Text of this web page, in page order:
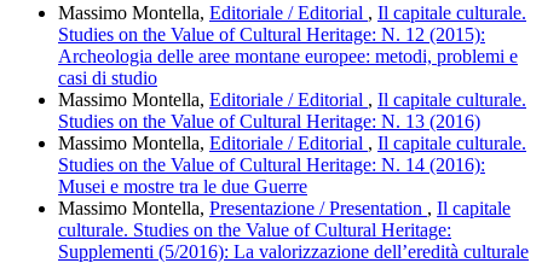
Massimo Montella, Editoriale / Editorial , Il capitale culturale.
Studies on the Value of Cultural Heritage: N. 12 (2015):
Archeologia delle aree montane europee: metodi, problemi e
casi di studio
Massimo Montella, Editoriale / Editorial , Il capitale culturale.
Studies on the Value of Cultural Heritage: N. 13 (2016)
Massimo Montella, Editoriale / Editorial , Il capitale culturale.
Studies on the Value of Cultural Heritage: N. 14 (2016):
Musei e mostre tra le due Guerre
Massimo Montella, Presentazione / Presentation , Il capitale
culturale. Studies on the Value of Cultural Heritage:
Supplementi (5/2016): La valorizzazione dell’eredità culturale